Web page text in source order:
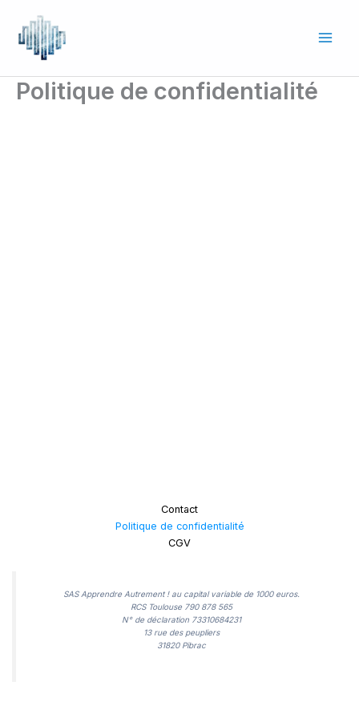
contenu
Politique de confidentialité
Contact
Politique de confidentialité
CGV
SAS Apprendre Autrement ! au capital variable de 1000 euros.
RCS Toulouse 790 878 565
N° de déclaration 73310684231
13 rue des peupliers
31820 Pibrac​